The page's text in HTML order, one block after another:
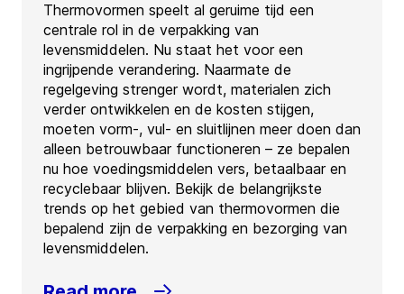
Thermovormen speelt al geruime tijd een
centrale rol in de verpakking van
levensmiddelen. Nu staat het voor een
ingrijpende verandering. Naarmate de
regelgeving strenger wordt, materialen zich
verder ontwikkelen en de kosten stijgen,
moeten vorm-, vul- en sluitlijnen meer doen dan
alleen betrouwbaar functioneren – ze bepalen
nu hoe voedingsmiddelen vers, betaalbaar en
recyclebaar blijven. Bekijk de belangrijkste
trends op het gebied van thermovormen die
bepalend zijn de verpakking en bezorging van
levensmiddelen.